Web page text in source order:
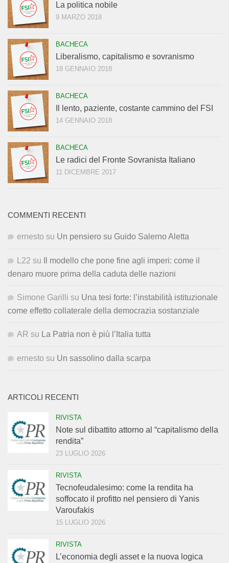
La politica nobile
9 MARZO 2018
BACHECA
Liberalismo, capitalismo e sovranismo
18 GENNAIO 2018
BACHECA
Il lento, paziente, costante cammino del FSI
14 GENNAIO 2018
BACHECA
Le radici del Fronte Sovranista Italiano
11 DICEMBRE 2017
COMMENTI RECENTI
ernesto su Un pensiero su Guido Salerno Aletta
L22 su
Il modello che pone fine agli imperi: come il
denaro muore prima della caduta delle nazioni
Simone Garilli su Una tesi forte: l’instabilità istituzionale
come effetto collaterale della democrazia sostanziale
AR su La Patria non è più l’Italia tutta
ernesto su Un sassolino dalla scarpa
ARTICOLI RECENTI
RIVISTA
Note sul dibattito attorno al “capitalismo della
rendita”
23 LUGLIO 2026
RIVISTA
Tecnofeudalesimo: come la rendita ha
soffocato il profitto nel pensiero di Yanis
Varoufakis
15 LUGLIO 2026
RIVISTA
L’economia degli asset e la nuova logica